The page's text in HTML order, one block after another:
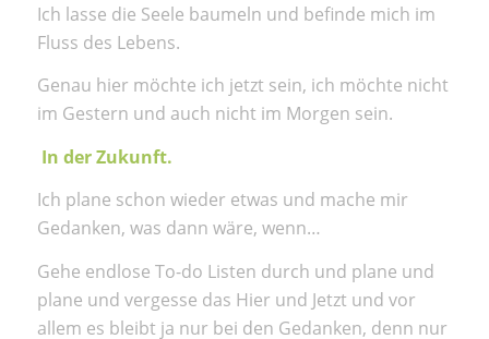
Ich lasse die Seele baumeln und befinde mich im
Fluss des Lebens.
Genau hier möchte ich jetzt sein, ich möchte nicht
im Gestern und auch nicht im Morgen sein.
In der Zukunft.
Ich plane schon wieder etwas und mache mir
Gedanken, was dann wäre, wenn…
Gehe endlose To-do Listen durch und plane und
plane und vergesse das Hier und Jetzt und vor
allem es bleibt ja nur bei den Gedanken, denn nur